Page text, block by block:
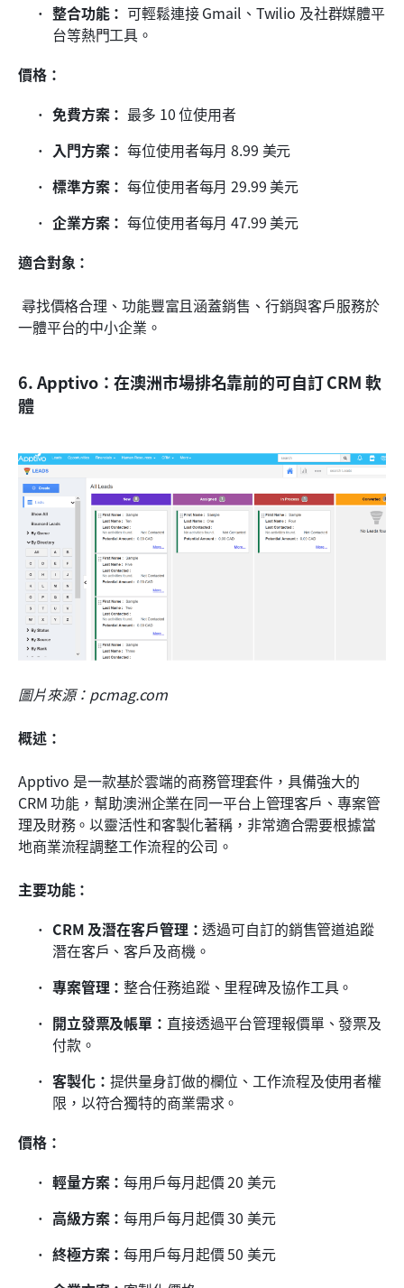
整合功能： 可輕鬆連接 Gmail、Twilio 及社群媒體平
台等熱門工具。
價格：
免費方案： 最多 10 位使用者
入門方案： 每位使用者每月 8.99 美元
標準方案： 每位使用者每月 29.99 美元
企業方案： 每位使用者每月 47.99 美元
適合對象：
一體平台的中小企業。
6. Apptivo：在澳洲市場排名靠前的可自訂 CRM 軟
體
圖片來源：pcmag.com
概述：
Apptivo 是一款基於雲端的商務管理套件，具備強大的
CRM 功能，幫助澳洲企業在同一平台上管理客戶、專案管
理及財務。以靈活性和客製化著稱，非常適合需要根據當
地商業流程調整工作流程的公司。
主要功能：
CRM 及潛在客戶管理：透過可自訂的銷售管道追蹤
潛在客戶、客戶及商機。
專案管理： 整合任務追蹤、里程碑及協作工具。
開立發票及帳單： 直接透過平台管理報價單、發票及
付款。
客製化： 提供量身訂做的欄位、工作流程及使用者權
限，以符合獨特的商業需求。
價格：
輕量方案：每用戶每月起價 20 美元
高級方案：每用戶每月起價 30 美元
終極方案：每用戶每月起價 50 美元